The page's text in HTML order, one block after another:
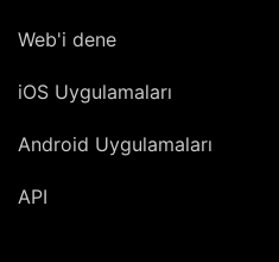
Web'i dene
iOS Uygulamaları
Android Uygulamaları
API